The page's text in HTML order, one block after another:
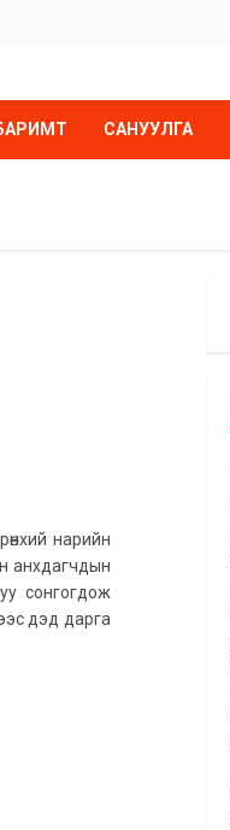
САНУУЛГА
нарийн
анхдагчдын
сонгогдож
дэд дарга